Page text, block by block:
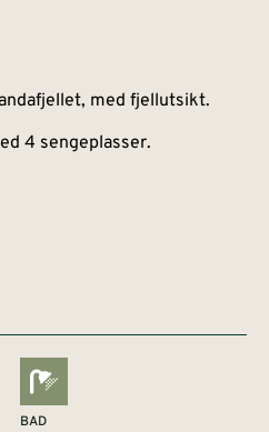
med fjellutsikt.
4 sengeplasser.
BAD